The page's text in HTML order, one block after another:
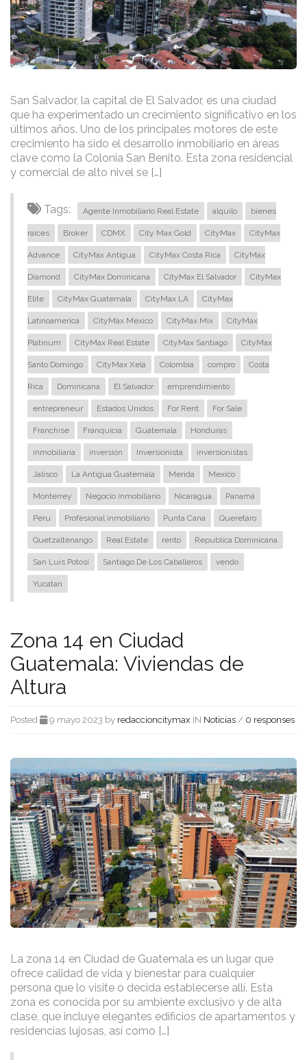
San Salvador, la capital de El Salvador, es una ciudad
que ha experimentado un crecimiento significativo en los
últimos años. Uno de los principales motores de este
crecimiento ha sido el desarrollo inmobiliario en áreas
clave como la Colonia San Benito. Esta zona residencial
y comercial de alto nivel se […]
Tags: Agente Inmobiliario Real Estate alquilo bienes
raices Broker CDMX City Max Gold CityMax CityMax
Advance CityMax Antigua CityMax Costa Rica CityMax
Diamond CityMax Dominicana CityMax El Salvador CityMax
Elite CityMax Guatemala CityMax LA CityMax
Latinoamerica CityMax Mexico CityMax Mix CityMax
Platinum CityMax Real Estate CityMax Santiago CityMax
Santo Domingo CityMax Xela Colombia compro Costa
Rica Dominicana El Salvador emprendimiento
entrepreneur Estados Unidos For Rent For Sale
Franchise Franquicia Guatemala Honduras
inmobiliaria inversión Inversionista inversionistas
Jalisco La Antigua Guatemala Merida Mexico
Monterrey Negocio inmobiliario Nicaragua Panamá
Peru Profesional inmobiliario Punta Cana Queretaro
Quetzaltenango Real Estate rento Republica Dominicana
San Luis Potosi Santiago De Los Caballeros vendo
Yucatan
Zona 14 en Ciudad
Guatemala: Viviendas de
Altura
Posted 9 mayo 2023 by redaccioncitymax IN Noticias / 0 responses
La zona 14 en Ciudad de Guatemala es un lugar que
ofrece calidad de vida y bienestar para cualquier
persona que lo visite o decida establecerse allí. Esta
zona es conocida por su ambiente exclusivo y de alta
clase, que incluye elegantes edificios de apartamentos y
residencias lujosas, así como […]